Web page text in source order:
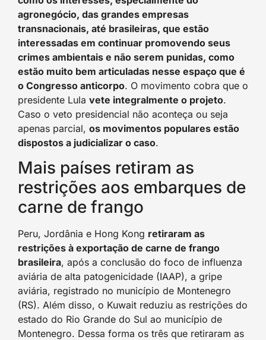
agronegócio, das grandes empresas
transnacionais, até brasileiras, que estão
interessadas em continuar promovendo seus
crimes ambientais e não serem punidas, como
estão muito bem articuladas nesse espaço que é
o Congresso anticorpo. O movimento cobra que o
presidente Lula vete integralmente o projeto.
Caso o veto presidencial não aconteça ou seja
apenas parcial, os movimentos populares estão
dispostos a judicializar o caso.
Mais países retiram as
restrições aos embarques de
carne de frango
Peru, Jordânia e Hong Kong retiraram as
restrições à exportação de carne de frango
brasileira, após a conclusão do foco de influenza
aviária de alta patogenicidade (IAAP), a gripe
aviária, registrado no município de Montenegro
(RS). Além disso, o Kuwait reduziu as restrições do
estado do Rio Grande do Sul ao município de
Montenegro. Dessa forma os três que retiraram as